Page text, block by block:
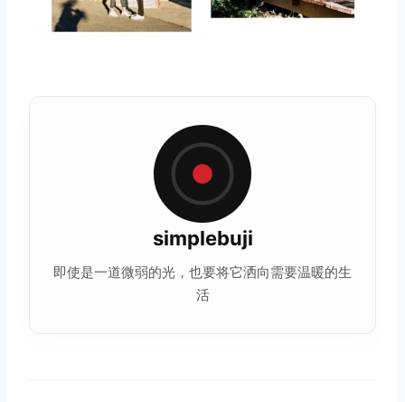
simplebuji
即使是一道微弱的光，也要将它洒向需要温暖的生
活